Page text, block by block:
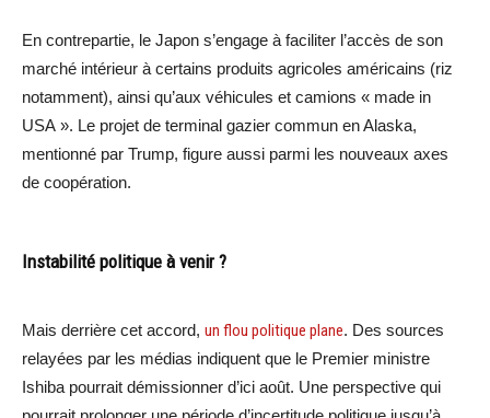
En contrepartie, le Japon s’engage à faciliter l’accès de son
marché intérieur à certains produits agricoles américains (riz
notamment), ainsi qu’aux véhicules et camions « made in
USA ». Le projet de terminal gazier commun en Alaska,
mentionné par Trump, figure aussi parmi les nouveaux axes
de coopération.
Instabilité politique à venir ?
Mais derrière cet accord, un flou politique plane. Des sources
relayées par les médias indiquent que le Premier ministre
Ishiba pourrait démissionner d’ici août. Une perspective qui